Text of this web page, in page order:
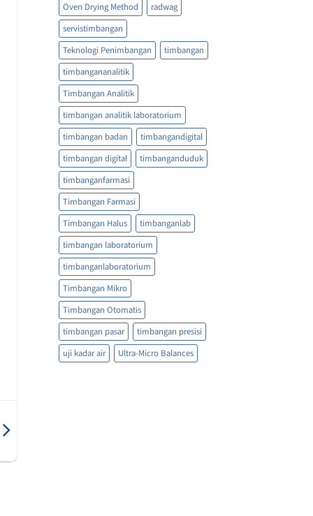
Oven Drying Method
radwag
servistimbangan
Teknologi Penimbangan
timbangan
timbangananalitik
Timbangan Analitik
timbangan analitik laboratorium
timbangan badan
timbangandigital
timbangan digital
timbanganduduk
timbanganfarmasi
Timbangan Farmasi
Timbangan Halus
timbanganlab
timbangan laboratorium
timbanganlaboratorium
Timbangan Mikro
Timbangan Otomatis
timbangan pasar
timbangan presisi
uji kadar air
Ultra-Micro Balances